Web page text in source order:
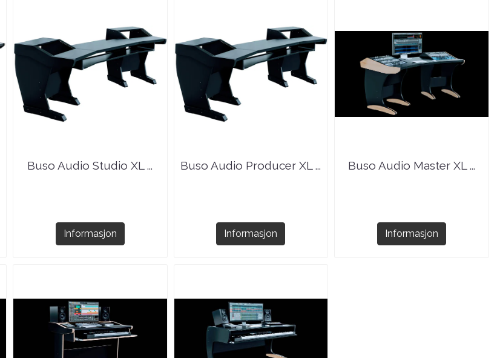
Buso Audio Studio XL ...
Informasjon
Buso Audio Producer XL ...
Informasjon
Buso Audio Master XL ...
Informasjon